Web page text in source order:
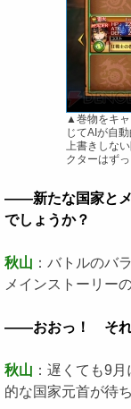
▲巻物をキャ
じてAIが自
上書きしな
クターはず
――新たな国家とメ
でしょうか？
秋山 ：バトルのバ
メインストーリー
――おおっ！ それ
秋山 ：遅くても9
的な国家元首が待